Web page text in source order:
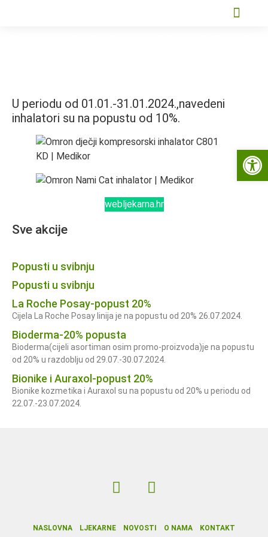
U periodu od 01.01.-31.01.2024.,navedeni
inhalatori su na popustu od 10%.
webljekarna.hr
Sve akcije
Popusti u svibnju
Popusti u svibnju
La Roche Posay-popust 20%
Cijela La Roche Posay linija je na popustu od 20% 26.07.2024.
Bioderma-20% popusta
Bioderma(cijeli asortiman osim promo-proizvoda)je na popustu
od 20% u razdoblju od 29.07.-30.07.2024.
Bionike i Auraxol-popust 20%
Bionike kozmetika i Auraxol su na popustu od 20% u periodu od
22.07.-23.07.2024.
NASLOVNA LJEKARNE NOVOSTI O NAMA KONTAKT